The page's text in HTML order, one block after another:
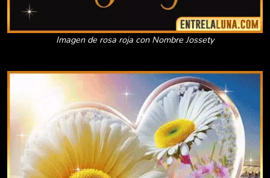
Imagen de rosa roja con Nombre Jossety